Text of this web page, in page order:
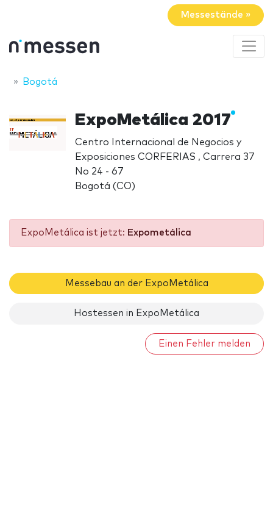
Messestände »
Bogotá
ExpoMetálica 2017
Centro Internacional de Negocios y
Exposiciones CORFERIAS , Carrera 37
No 24 - 67
Bogotá (CO)
ExpoMetálica ist jetzt: Expometálica
Messebau an der ExpoMetálica
Hostessen in ExpoMetálica
Einen Fehler melden